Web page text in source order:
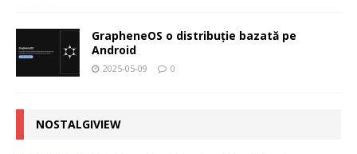
GrapheneOS o distribuție bazată pe
Android
2025-05-09 0
NOSTALGIVIEW